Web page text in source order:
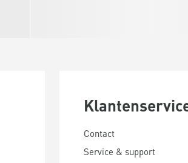
Contact
Service & support